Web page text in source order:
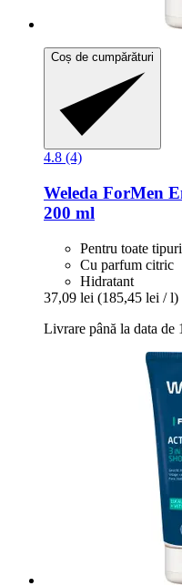
Coș de cumpărături
4.8 (4)
Weleda ForMen
200 ml
Pentru toate
Cu parfum citric
Hidratant
37,09 lei (185,45 lei / l)
Livrare până la data de